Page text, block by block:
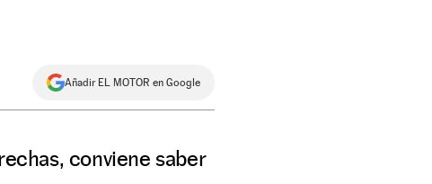
Añadir EL MOTOR en Google
conviene saber